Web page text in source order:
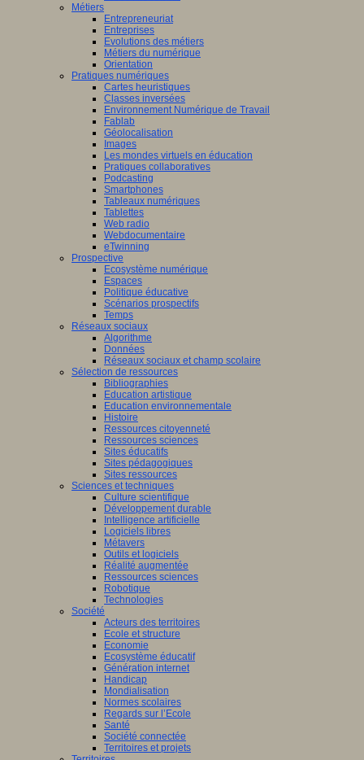
Métiers
Entrepreneuriat
Entreprises
Evolutions des métiers
Métiers du numérique
Orientation
Pratiques numériques
Cartes heuristiques
Classes inversées
Environnement Numérique de Travail
Fablab
Géolocalisation
Images
Les mondes virtuels en éducation
Pratiques collaboratives
Podcasting
Smartphones
Tableaux numériques
Tablettes
Web radio
Webdocumentaire
eTwinning
Prospective
Ecosystème numérique
Espaces
Politique éducative
Scénarios prospectifs
Temps
Réseaux sociaux
Algorithme
Données
Réseaux sociaux et champ scolaire
Sélection de ressources
Bibliographies
Education artistique
Education environnementale
Histoire
Ressources citoyenneté
Ressources sciences
Sites éducatifs
Sites pédagogiques
Sites ressources
Sciences et techniques
Culture scientifique
Développement durable
Intelligence artificielle
Logiciels libres
Métavers
Outils et logiciels
Réalité augmentée
Ressources sciences
Robotique
Technologies
Société
Acteurs des territoires
Ecole et structure
Economie
Ecosystème éducatif
Génération internet
Handicap
Mondialisation
Normes scolaires
Regards sur l’Ecole
Santé
Société connectée
Territoires et projets